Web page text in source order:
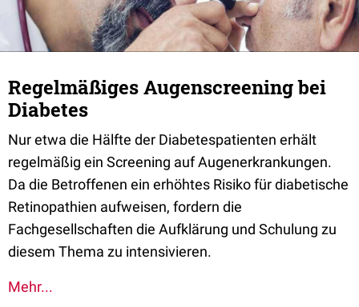
Regelmäßiges Augenscreening bei
Diabetes
Nur etwa die Hälfte der Diabetespatienten erhält
regelmäßig ein Screening auf Augenerkrankungen.
Da die Betroffenen ein erhöhtes Risiko für diabetische
Retinopathien aufweisen, fordern die
Fachgesellschaften die Aufklärung und Schulung zu
diesem Thema zu intensivieren.
Mehr...